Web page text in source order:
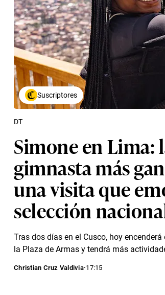
Suscriptores
DT
Simone en Lima:
gimnasta más
una visita que
selección
Tras dos días en el Cusco, hoy
la Plaza de Armas y tendrá más
Christian Cruz Valdivia·17:15